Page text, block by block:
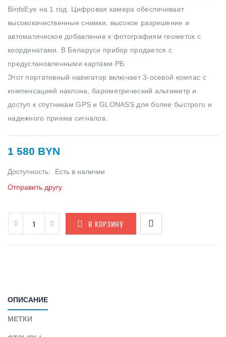
BirdsEye на 1 год. Цифровая камера обеспечивает
высококачественные снимки, высокое разрешение и
автоматическое добавление к фотографиям геометок с
координатами. В Беларуси прибор продается с
предустановленными картами РБ.
Этот портативный навигатор включает 3-осевой компас с
компенсацией наклона, барометрический альтиметр и
доступ к спутникам GPS и GLONASS для более быстрого и
надежного приема сигналов.
1 580 BYN
Доступность:
Есть в наличии
Отправить другу
В КОРЗИНУ
ОПИСАНИЕ
МЕТКИ